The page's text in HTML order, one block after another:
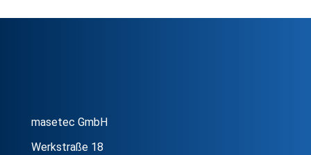
masetec GmbH
Werkstraße 18